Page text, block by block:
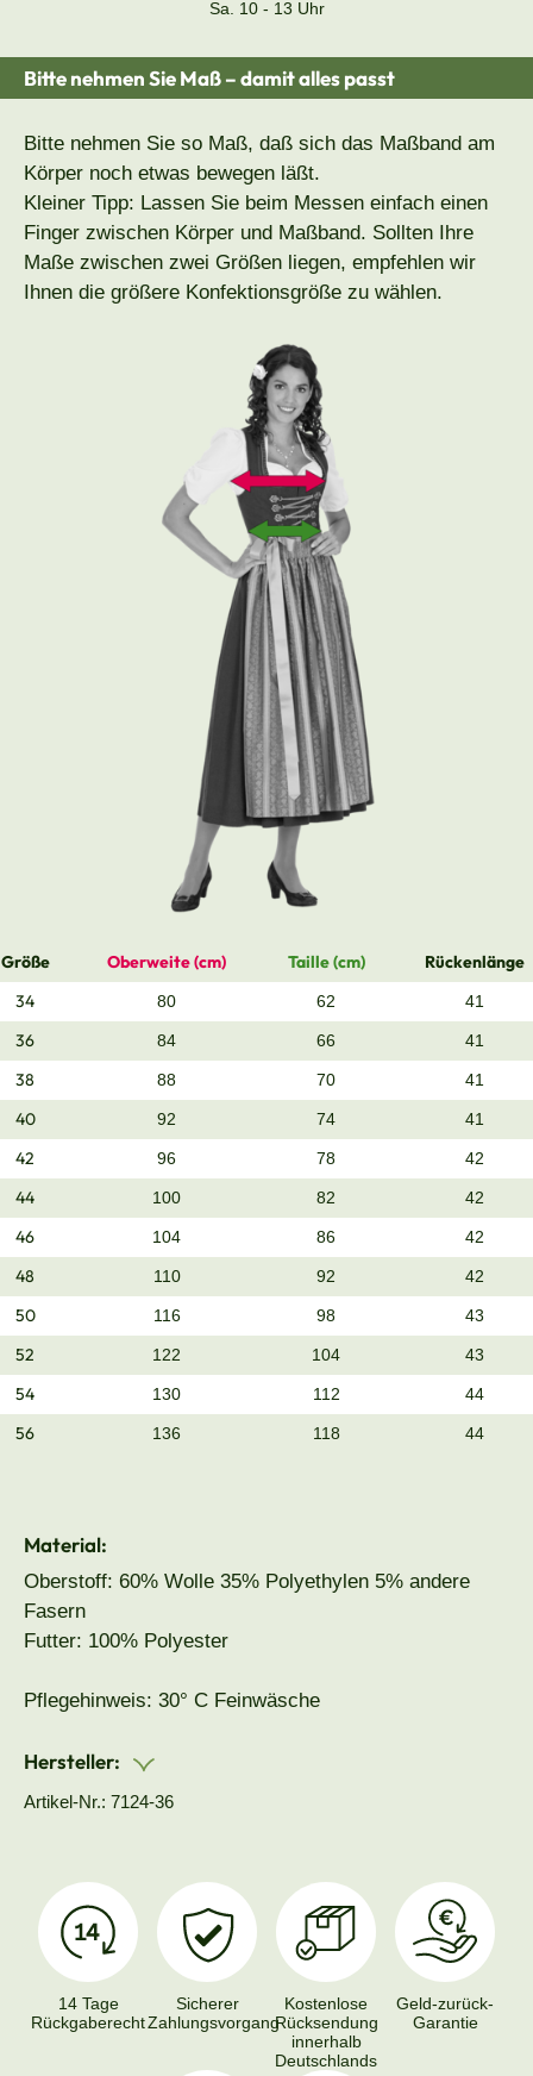
Sa. 10 - 13 Uhr
Bitte nehmen Sie Maß – damit alles passt
Bitte nehmen Sie so Maß, daß sich das Maßband am
Körper noch etwas bewegen läßt.
Kleiner Tipp: Lassen Sie beim Messen einfach einen
Finger zwischen Körper und Maßband. Sollten Ihre
Maße zwischen zwei Größen liegen, empfehlen wir
Ihnen die größere Konfektionsgröße zu wählen.
Größe Oberweite (cm) Taille (cm)
Rückenlänge
34
80 62 41
36 84 66 41
38 88 70 41
40 92 74 41
42 96 78 42
44 100 82 42
46 104 86 42
48 110 92 42
50 116 98 43
52 122 104 43
54 130 112 44
56 136 118 44
Material:
Oberstoff: 60% Wolle 35% Polyethylen 5% andere
Fasern
Futter: 100% Polyester
Pflegehinweis: 30° C Feinwäsche
Hersteller:
Artikel-Nr.: 7124-36
14 Tage
Rückgaberecht
Sicherer
Zahlungsvorgang
Kostenlose
Rücksendung
innerhalb
Deutschlands
Geld-zurück-
Garantie